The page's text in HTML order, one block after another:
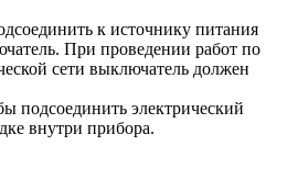
к источнику питания
При проведении работ по
сети выключатель должен
подсоединить электрический
внутри прибора.